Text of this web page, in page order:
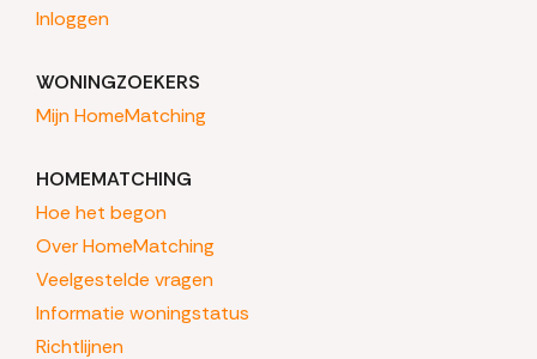
Inloggen
WONINGZOEKERS
Mijn HomeMatching
HOMEMATCHING
Hoe het begon
Over HomeMatching
Veelgestelde vragen
Informatie woningstatus
Richtlijnen